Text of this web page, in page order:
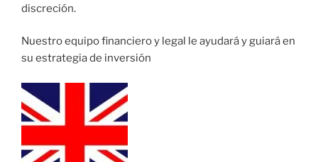
discreción.
Nuestro equipo financiero y legal le ayudará y guiará en
su estrategia de inversión